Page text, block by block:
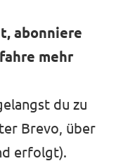
abonniere
mehr
du zu
Brevo, über
erfolgt).